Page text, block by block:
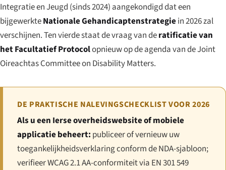
Integratie en Jeugd (sinds 2024) aangekondigd dat een
bijgewerkteNationale Gehandicaptenstrategiein 2026 zal
verschijnen. Ten vierde staat de vraag van deratificatie van
het Facultatief Protocolopnieuw op de agenda van de Joint
Oireachtas Committee on Disability Matters.
DE PRAKTISCHE NALEVINGSCHECKLIST VOOR 2026
Als u een Ierse overheidswebsite of mobiele
applicatie beheert: publiceer of vernieuw uw
toegankelijkheidsverklaring conform de NDA-sjabloon;
verifieer WCAG 2.1 AA-conformiteit via EN 301 549